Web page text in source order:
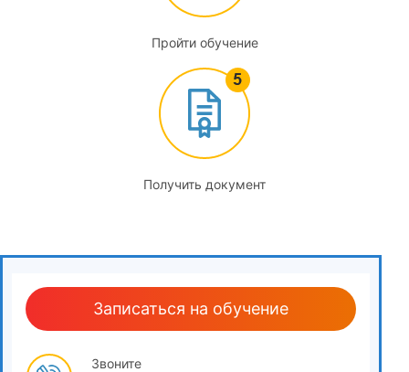
Пройти обучение
Получить документ
Записаться на обучение
Звоните